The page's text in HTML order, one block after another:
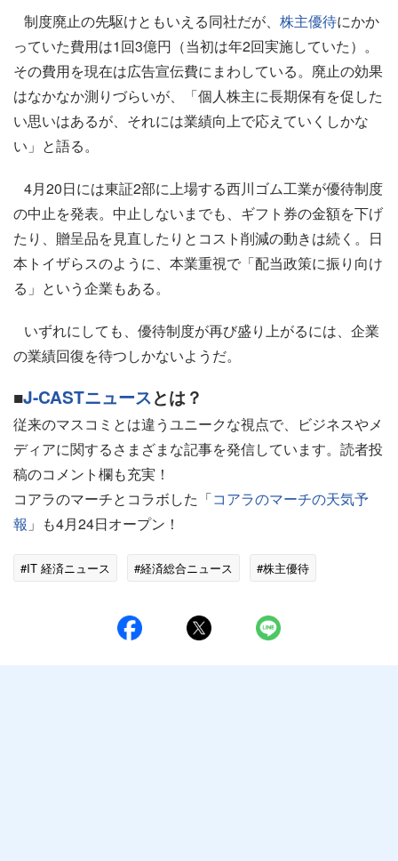
制度廃止の先駆けともいえる同社だが、 株主優待にかか
っていた費用は1回3億円（当初は年2回実施していた）。
その費用を現在は広告宣伝費にまわしている。廃止の効果
はなかなか測りづらいが、「個人株主に長期保有を促した
い思いはあるが、それには業績向上で応えていくしかな
い」と語る。
4月20日には東証2部に上場する西川ゴム工業が優待制度
の中止を発表。中止しないまでも、ギフト券の金額を下げ
たり、贈呈品を見直したりとコスト削減の動きは続く。日
本トイザらスのように、本業重視で「配当政策に振り向け
る」という企業もある。
いずれにしても、優待制度が再び盛り上がるには、企業
の業績回復を待つしかないようだ。
■J-CASTニュースとは？
従来のマスコミとは違うユニークな視点で、ビジネスやメ
ディアに関するさまざまな記事を発信しています。読者投
稿のコメント欄も充実！
コアラのマーチとコラボした「コアラのマーチの天気予
報 」も4月24日オープン！
#IT 経済ニュース #経済総合ニュース #株主優待